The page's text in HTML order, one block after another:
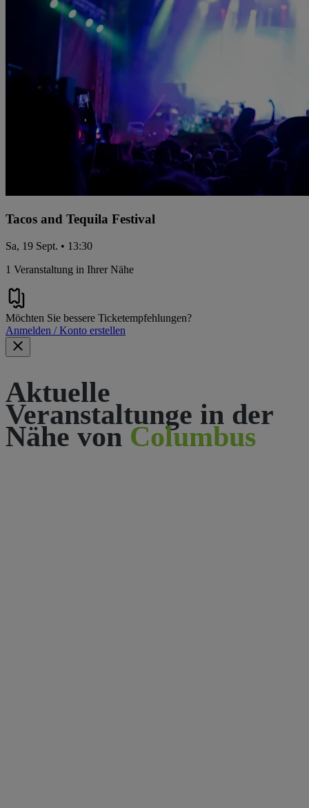
Tacos and Tequila Festival
Sa, 19 Sept. • 13:30
1 Veranstaltung in Ihrer Nähe
Möchten Sie bessere Ticketempfehlungen?
Anmelden / Konto erstellen
Aktuelle
Veranstaltunge in der
Nähe von Columbus